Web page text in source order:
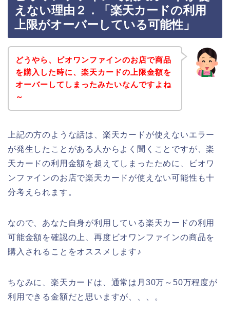
えない理由２．「楽天カードの利用
上限がオーバーしている可能性」
どうやら、ビオワンファインのお店で商品
を購入した時に、楽天カードの上限金額を
オーバーしてしまったみたいなんですよね
～
上記の方のような話は、楽天カードが使えないエラー
が発生したことがある人からよく聞くことですが、楽
天カードの利用金額を超えてしまったために、ビオワ
ンファインのお店で楽天カードが使えない可能性も十
分考えられます。
なので、あなた自身が利用している楽天カードの利用
可能金額を確認の上、再度ビオワンファインの商品を
購入されることをオススメします♪
ちなみに、楽天カードは、通常は月30万～50万程度が
利用できる金額だと思いますが、、、。